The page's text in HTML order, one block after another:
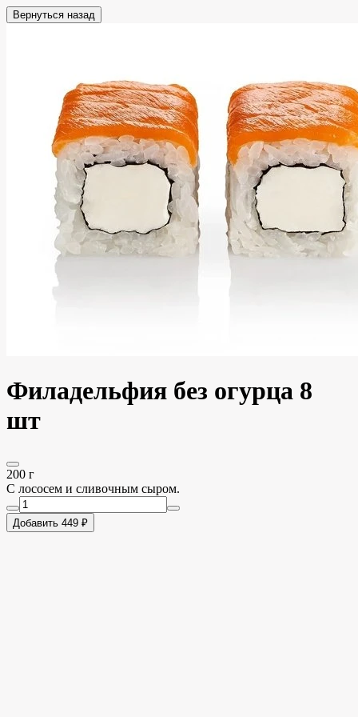
Вернуться назад
Филадельфия без огурца 8
шт
200 г
C лососем и сливочным сыром.
Добавить 449 ₽